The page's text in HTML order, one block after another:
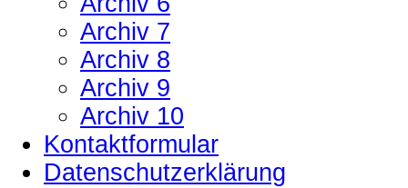
Archiv 7
Archiv 8
Archiv 9
Archiv 10
Kontaktformular
Datenschutzerklärung